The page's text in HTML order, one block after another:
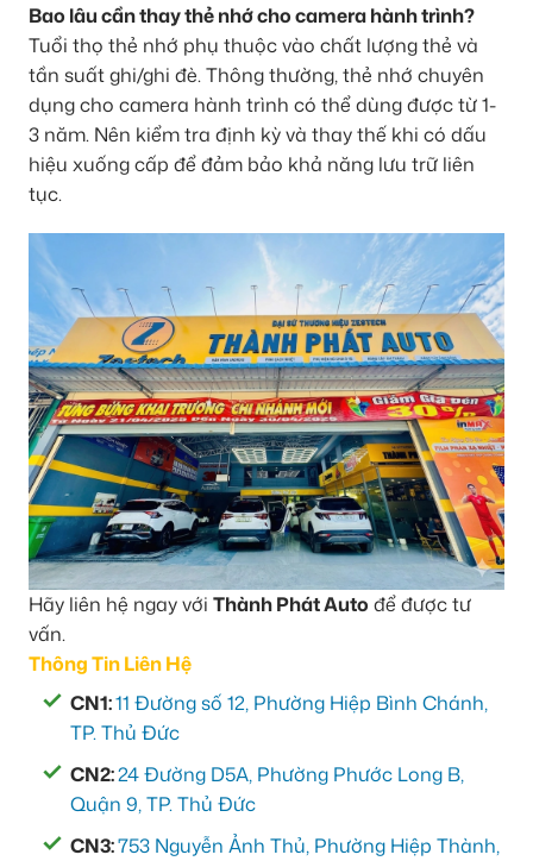
Bao lâu cần thay thẻ nhớ cho camera hành trình?
Tuổi thọ thẻ nhớ phụ thuộc vào chất lượng thẻ và
tần suất ghi/ghi đè. Thông thường, thẻ nhớ chuyên
dụng cho camera hành trình có thể dùng được từ 1-
3 năm. Nên kiểm tra định kỳ và thay thế khi có dấu
hiệu xuống cấp để đảm bảo khả năng lưu trữ liên
tục.
Hãy liên hệ ngay với Thành Phát Auto để được tư
vấn.
Thông Tin Liên Hệ
CN1:11 Đường số 12, Phường Hiệp Bình Chánh,
TP. Thủ Đức
CN2:24 Đường D5A, Phường Phước Long B,
Quận 9, TP. Thủ Đức
CN3:753 Nguyễn Ảnh Thủ, Phường Hiệp Thành,